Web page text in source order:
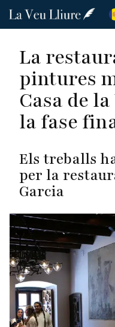
Vés
La
pintures
Casa de
la fase
Els treballs
per la
Garcia